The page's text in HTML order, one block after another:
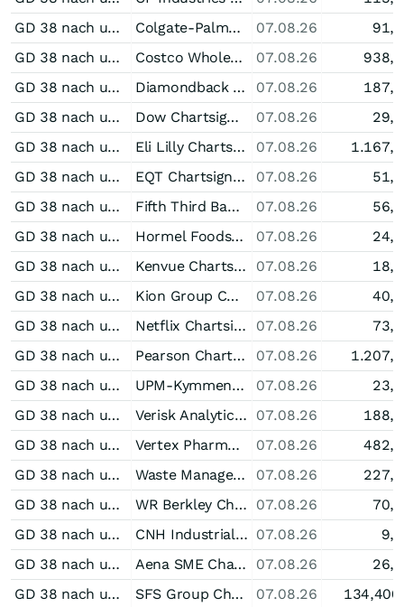
GD 38 nach unten durchkreuzt bei Colgate-Palmolive
Colgate-Palmolive Chartsignale 07.08.26
GD 38 nach unten durchkreuzt bei Costco Wholesale
Costco Wholesale Chartsignale 07.08.26
GD 38 nach unten durchkreuzt bei Diamondback Energy
Diamondback Energy Chartsignale 07.08.26
GD 38 nach unten durchkreuzt bei Dow
Dow Chartsignale 07.08.26
GD 38 nach unten durchkreuzt bei Eli Lilly
Eli Lilly Chartsignale 07.08.26
GD 38 nach unten durchkreuzt bei EQT
EQT Chartsignale 07.08.26
GD 38 nach unten durchkreuzt bei Fifth Third Bancorp
Fifth Third Bancorp Chartsignale 07.08.26
GD 38 nach unten durchkreuzt bei Hormel Foods
Hormel Foods Chartsignale 07.08.26
GD 38 nach unten durchkreuzt bei Kenvue
Kenvue Chartsignale 07.08.26
GD 38 nach unten durchkreuzt bei Kion Group
Kion Group Chartsignale 07.08.26
GD 38 nach unten durchkreuzt bei Netflix
Netflix Chartsignale 07.08.26
GD 38 nach unten durchkreuzt bei Pearson
Pearson Chartsignale 07.08.26
GD 38 nach unten durchkreuzt bei UPM-Kymmene
UPM-Kymmene Chartsignale 07.08.26
GD 38 nach unten durchkreuzt bei Verisk Analytics
Verisk Analytics Chartsignale 07.08.26
GD 38 nach unten durchkreuzt bei Vertex Pharmaceuticals
Vertex Pharmaceuticals Chartsignale 07.08.26
GD 38 nach unten durchkreuzt bei Waste Management
Waste Management Chartsignale 07.08.26
GD 38 nach unten durchkreuzt bei WR Berkley
WR Berkley Chartsignale 07.08.26
GD 38 nach unten durchkreuzt bei CNH Industrial
CNH Industrial Chartsignale 07.08.26
GD 38 nach unten durchkreuzt bei Aena SME
Aena SME Chartsignale 07.08.26
GD 38 nach unten durchkreuzt bei SFS Group
SFS Group Chartsignale 07.08.26 134,400